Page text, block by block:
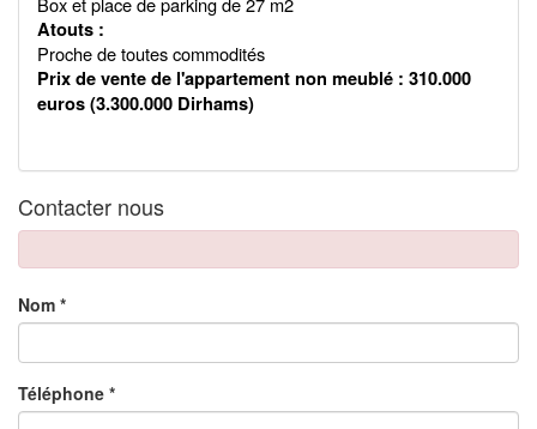
Atouts :
Proche de toutes commodités
Prix de vente de l'appartement non meublé : 310.000
euros (3.300.000 Dirhams)
Contacter nous
Nom *
Téléphone *